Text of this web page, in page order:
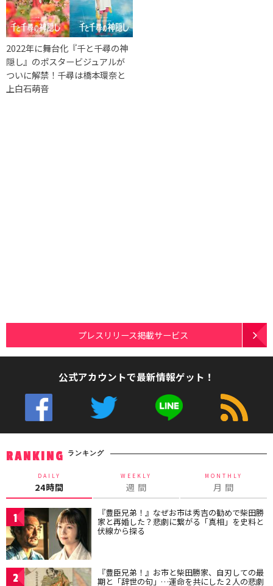
2022年に舞台化『千と千尋の神
隠し』のポスタービジュアルが
ついに解禁！千尋は橋本環奈と
上白石萌音
プレスリリース掲載サービス
公式アカウントで最新情報ゲット！
RANKING ランキング
DAILY
24時間
WEEKLY
週 間
MONTHLY
月 間
1 『豊臣兄弟！』なぜお市は秀吉の勧めで柴田勝
家と再婚した？悲劇に繋がる「真相」を史料と
伏線から探る
2 『豊臣兄弟！』お市と柴田勝家、自刃しての最
期と「辞世の句」…運命を共にした２人の悲劇